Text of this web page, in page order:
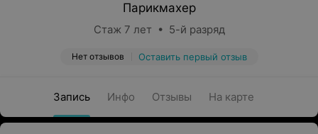
Парикмахер
Стаж 7 лет • 5-й разряд
Нет отзывов Оставить первый отзыв
Запись Инфо Отзывы На карте